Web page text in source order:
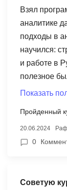
Взял
аналитике
подходы в
научился:
и работе в
полезное
lifehacks по
которые
данных,
выводы в
стажировки
Показать
Пройденный
20.06.2024
0
Советую